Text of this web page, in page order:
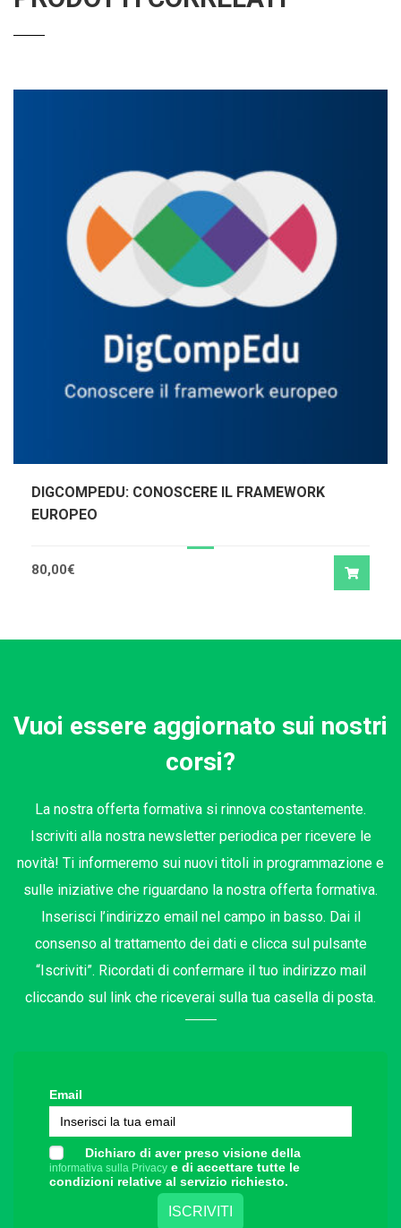
DIGCOMPEDU: CONOSCERE IL FRAMEWORK
EUROPEO
80,00€
Vuoi essere aggiornato sui nostri
corsi?
La nostra offerta formativa si rinnova costantemente.
Iscriviti alla nostra newsletter periodica per ricevere le
novità! Ti informeremo sui nuovi titoli in programmazione e
sulle iniziative che riguardano la nostra offerta formativa.
Inserisci l’indirizzo email nel campo in basso. Dai il
consenso al trattamento dei dati e clicca sul pulsante
“Iscriviti”. Ricordati di confermare il tuo indirizzo mail
cliccando sul link che riceverai sulla tua casella di posta.
Email
Dichiaro di aver preso visione della
informativa sulla Privacy e di accettare tutte le
condizioni relative al servizio richiesto.